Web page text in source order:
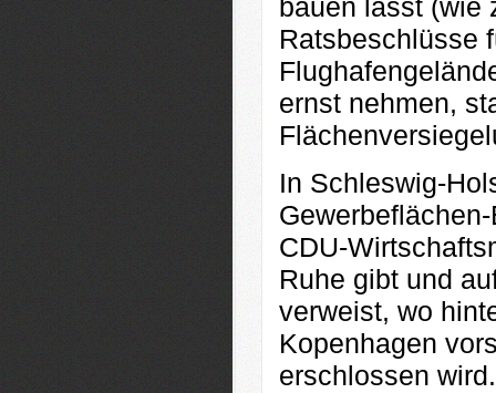
bauen lässt (wie
Ratsbeschlüsse
ernst nehmen,
In Schleswig-
CDU-
Ruhe gibt und
verweist, wo
Kopenhagen
erschlossen wird.